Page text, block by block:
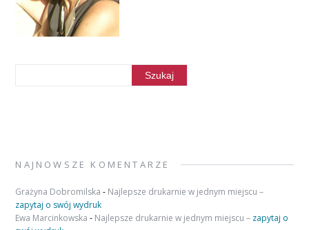
NAJNOWSZE KOMENTARZE
Grażyna Dobromilska - Najlepsze drukarnie w jednym miejscu –
zapytaj o swój wydruk
Ewa Marcinkowska - Najlepsze drukarnie w jednym miejscu – zapytaj o